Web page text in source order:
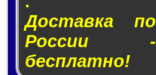
Доставка по
России -
бесплатно!